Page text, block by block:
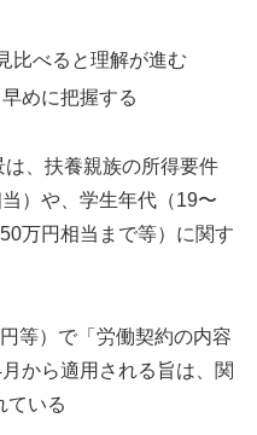
比べると理解が進む
めに把握する
、扶養親族の所得要件
）や、学生年代（19〜
万円相当まで等）に関す
等）で「労働契約の内容
から適用される旨は、関
ている